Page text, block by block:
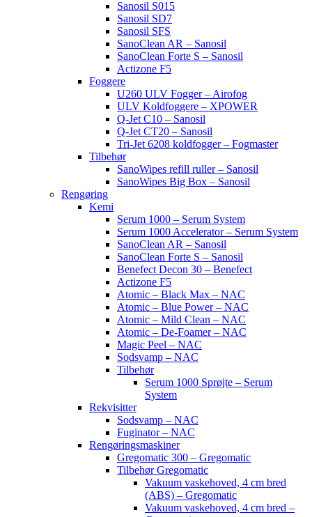
Sanosil S015
Sanosil SD7
Sanosil SFS
SanoClean AR – Sanosil
SanoClean Forte S – Sanosil
Actizone F5
Foggere
U260 ULV Fogger – Airofog
ULV Koldfoggere – XPOWER
Q-Jet C10 – Sanosil
Q-Jet CT20 – Sanosil
Tri-Jet 6208 koldfogger – Fogmaster
Tilbehør
SanoWipes refill ruller – Sanosil
SanoWipes Big Box – Sanosil
Rengøring
Kemi
Serum 1000 – Serum System
Serum 1000 Accelerator – Serum System
SanoClean AR – Sanosil
SanoClean Forte S – Sanosil
Benefect Decon 30 – Benefect
Actizone F5
Atomic – Black Max – NAC
Atomic – Blue Power – NAC
Atomic – Mild Clean – NAC
Atomic – De-Foamer – NAC
Magic Peel – NAC
Sodsvamp – NAC
Tilbehør
Serum 1000 Sprøjte – Serum
System
Rekvisitter
Sodsvamp – NAC
Fuginator – NAC
Rengøringsmaskiner
Gregomatic 300 – Gregomatic
Tilbehør Gregomatic
Vakuum vaskehoved, 4 cm bred
(ABS) – Gregomatic
Vakuum vaskehoved, 4 cm bred –